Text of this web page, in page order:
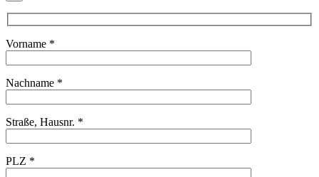
Vorname *
Nachname *
Straße, Hausnr. *
PLZ *